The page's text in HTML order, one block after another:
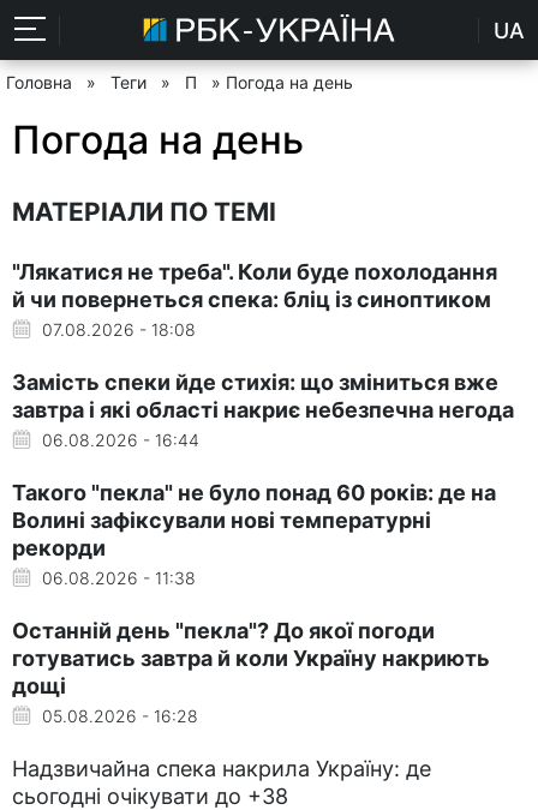
UA
Головна » Теги » П » Погода на день
Погода на день
МАТЕРІАЛИ ПО ТЕМІ
"Лякатися не треба". Коли буде похолодання
й чи повернеться спека: бліц із синоптиком
07.08.2026 - 18:08
Замість спеки йде стихія: що зміниться вже
завтра і які області накриє небезпечна негода
06.08.2026 - 16:44
Такого "пекла" не було понад 60 років: де на
Волині зафіксували нові температурні
рекорди
06.08.2026 - 11:38
Останній день "пекла"? До якої погоди
готуватись завтра й коли Україну накриють
дощі
05.08.2026 - 16:28
Надзвичайна спека накрила Україну: де
сьогодні очікувати до +38